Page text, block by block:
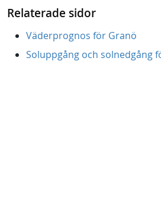
Relaterade sidor
Väderprognos för Granö
Soluppgång och solnedgång